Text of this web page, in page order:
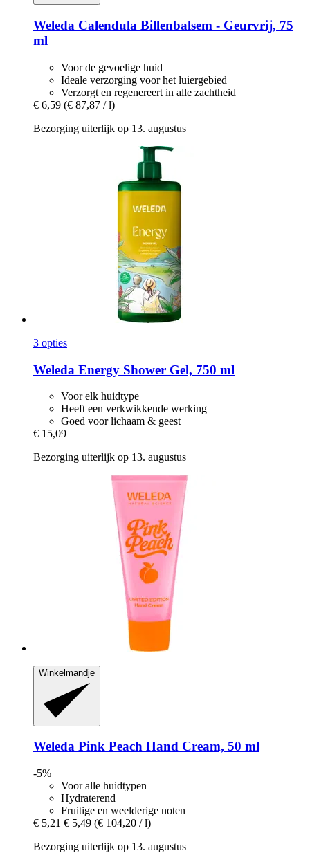
Weleda Calendula Billenbalsem -​ Geurvrij, 75
ml
Voor de gevoelige huid
Ideale verzorging voor het luiergebied
Verzorgt en regenereert in alle zachtheid
€ 6,59 (€ 87,87 / l)
Bezorging uiterlijk op 13. augustus
3 opties
Weleda Energy Shower Gel, 750 ml
Voor elk huidtype
Heeft een verkwikkende werking
Goed voor lichaam & geest
€ 15,09
Bezorging uiterlijk op 13. augustus
Winkelmandje
Weleda Pink Peach Hand Cream, 50 ml
-5%
Voor alle huidtypen
Hydraterend
Fruitige en weelderige noten
€ 5,21 € 5,49 (€ 104,20 / l)
Bezorging uiterlijk op 13. augustus